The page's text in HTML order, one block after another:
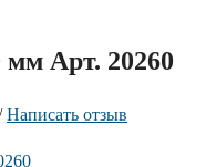
мм Арт. 20260
Написать отзыв